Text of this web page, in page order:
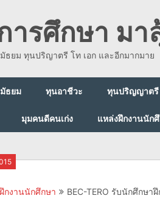
ารศึกษา มา
ธยม ทุนปริญาตรี โท เอก และอีกมากมาย
ธยม ทุนอาชีวะ ทุนปริญญาตรี
มุมคนดีคนเก่ง แหล่งฝึกงานนัก
กงานนักศึกษา BEC-TERO รับนักศึกษา